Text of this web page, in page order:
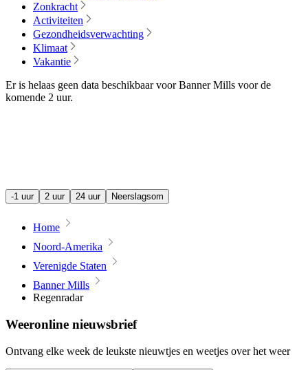
Zonkracht
Activiteiten
Gezondheidsverwachting
Klimaat
Vakantie
Er is helaas geen data beschikbaar voor Banner Mills voor de
komende 2 uur.
-1 uur 2 uur 24 uur Neerslagsom
Home
Noord-Amerika
Verenigde Staten
Banner Mills
Regenradar
Weeronline nieuwsbrief
Ontvang elke week de leukste nieuwtjes en weetjes over het weer